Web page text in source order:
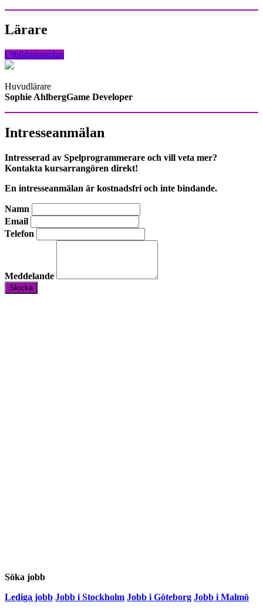
Lärare
Utbildningsplan
Huvudlärare
Sophie AhlbergGame Developer
Intresseanmälan
Intresserad av Spelprogrammerare och vill veta mer?
Kontakta kursarrangören direkt!
En intresseanmälan är kostnadsfri och inte bindande.
Namn
Email
Telefon
Meddelande
Skicka
Söka jobb
Lediga jobb Jobb i Stockholm Jobb i Göteborg Jobb i Malmö